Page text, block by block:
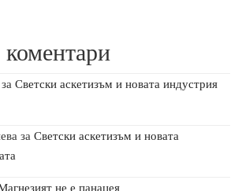
за Светски аскетизъм и новата индустрия
за Светски аскетизъм и новата
не е панацея